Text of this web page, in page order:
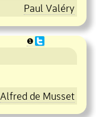
Paul Valéry
❶
Alfred de Musset